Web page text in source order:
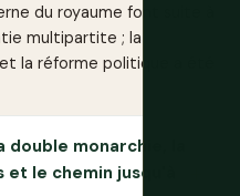
du royaume font suite à
multipartite ; la
la réforme politique a été
monarchie, la
le chemin jusqu'à